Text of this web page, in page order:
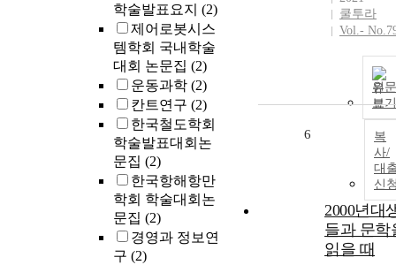
학술발표요지 (2)
제어로봇시스
템학회 국내학술
대회 논문집 (2)
운동과학 (2)
칸트연구 (2)
한국철도학회
학술발표대회논
문집 (2)
한국항해항만
학회 학술대회논
문집 (2)
경영과 정보연
구 (2)
것을 역사 속
인들이 각자의
를 이창동이 ‘
야기’라는 형
려했다는 것이
다. 본 논문에
는 이창동의
러한 ‘이야기’
서술 방식이
긴 소설들 중
「춤」을 80
한국 사회의
쿨투라
Vol.-
원문
보기
복
사/
대
신
6
2000년대
들과 문학
읽을 때